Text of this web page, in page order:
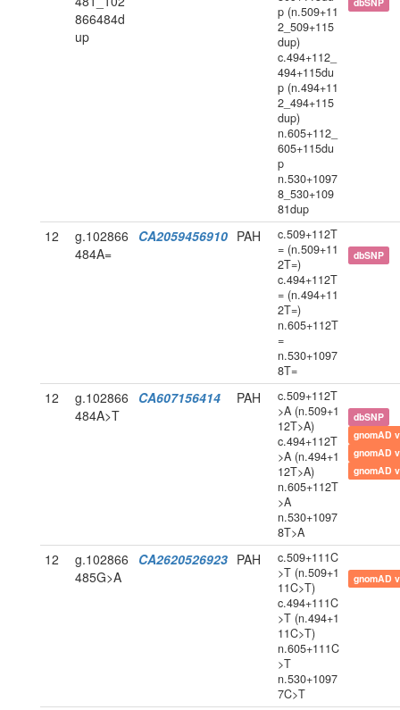
866484d
up
p (n.509+11
2_509+115
dup)
c.494+112_
494+115du
p (n.494+11
2_494+115
dup)
n.605+112_
605+115du
p
n.530+1097
8_530+109
81dup
12
g.102866
484A=
CA2059456910 PAH
c.509+112T
= (n.509+11
2T=)
c.494+112T
= (n.494+11
2T=)
n.605+112T
=
n.530+1097
8T=
dbSNP
12
g.102866
484A>T
CA607156414 PAH
c.509+112T
>A (n.509+1
12T>A)
c.494+112T
>A (n.494+1
12T>A)
n.605+112T
>A
n.530+1097
8T>A
dbSNP
gnomAD
gnomAD
gnomAD
12
g.102866
485G>A
CA2620526923 PAH
c.509+111C
>T (n.509+1
11C>T)
c.494+111C
>T (n.494+1
11C>T)
n.605+111C
>T
n.530+1097
7C>T
gnomAD